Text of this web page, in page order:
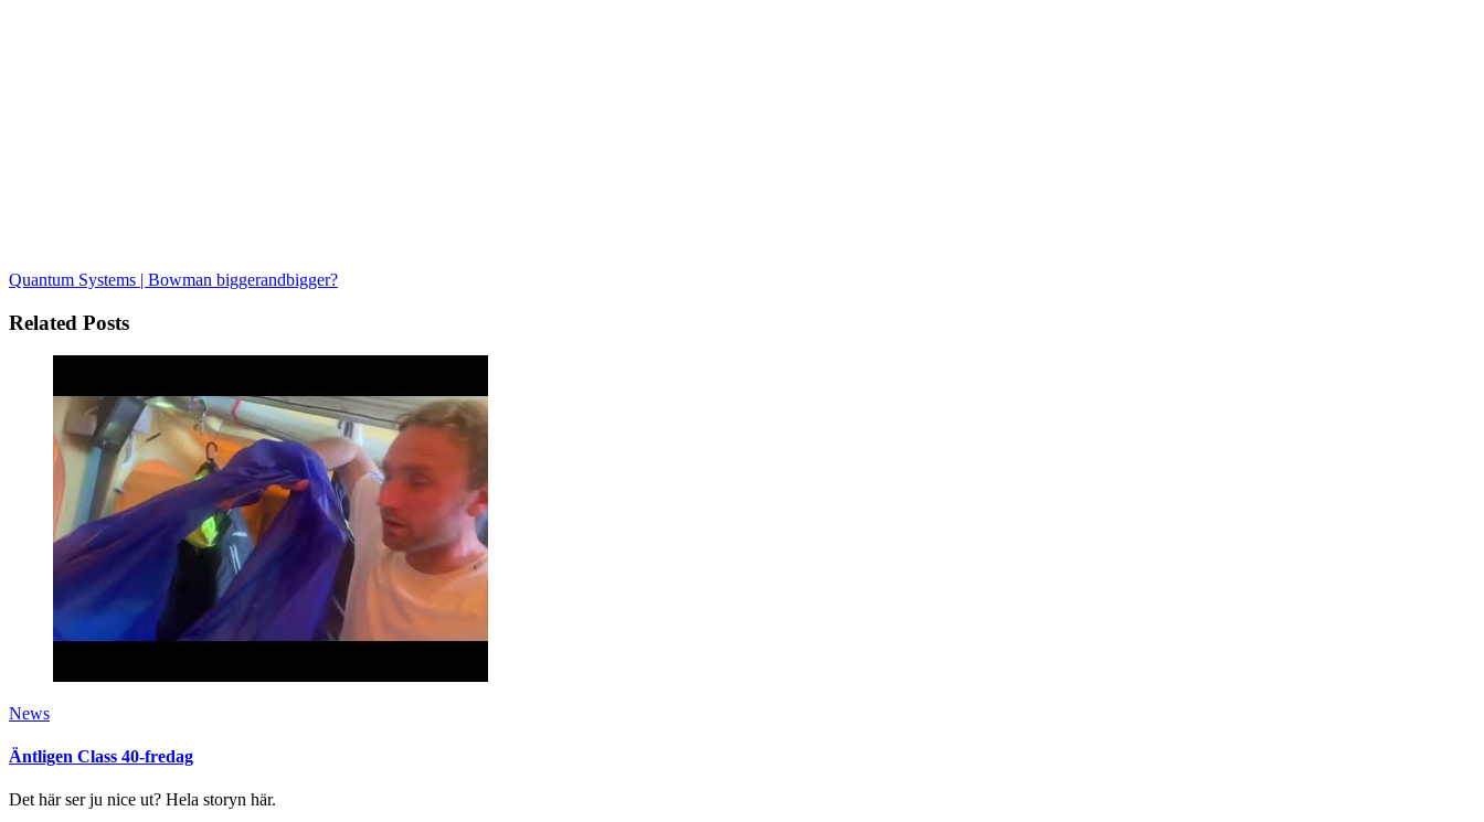
Quantum Systems | Bowman biggerandbigger?
Related Posts
News
Äntligen Class 40-fredag
Det här ser ju nice ut? Hela storyn här.